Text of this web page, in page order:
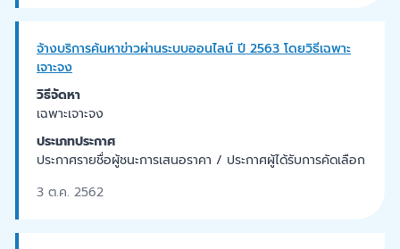
จ้างบริการค้นหาข่าวผ่านระบบออนไลน์ ปี 2563 โดยวิธีเฉพาะ
เจาะจง
วิธีจัดหา
เฉพาะเจาะจง
ประเภทประกาศ
ประกาศรายชื่อผู้ชนะการเสนอราคา / ประกาศผู้ได้รับการคัดเลือก
3 ต.ค. 2562